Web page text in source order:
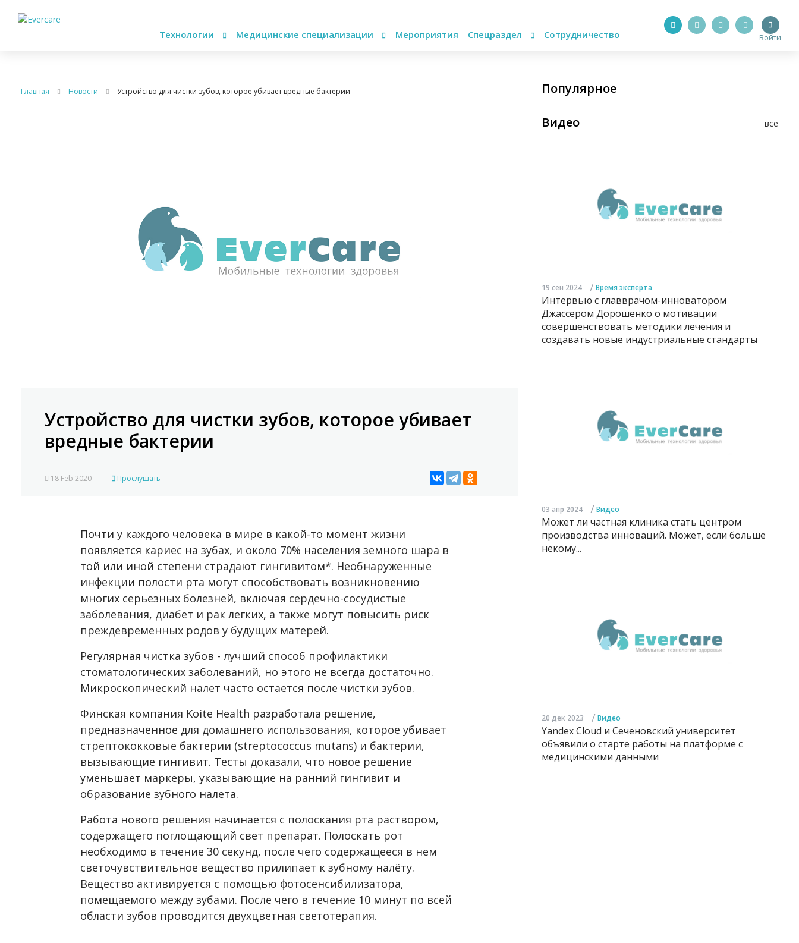
Технологии Медицинские специализации Мероприятия Спецраздел Сотрудничество Войти
Главная Новости Устройство для чистки зубов, которое убивает вредные бактерии
Устройство для чистки зубов, которое убивает
вредные бактерии
18 Feb 2020 Прослушать
Почти у каждого человека в мире в какой-то момент жизни
появляется кариес на зубах, и около 70% населения земного шара в
той или иной степени страдают гингивитом*. Необнаруженные
инфекции полости рта могут способствовать возникновению
многих серьезных болезней, включая сердечно-сосудистые
заболевания, диабет и рак легких, а также могут повысить риск
преждевременных родов у будущих матерей.
Регулярная чистка зубов - лучший способ профилактики
стоматологических заболеваний, но этого не всегда достаточно.
Микроскопический налет часто остается после чистки зубов.
Финская компания Koite Health разработала решение,
предназначенное для домашнего использования, которое убивает
стрептококковые бактерии (streptococcus mutans) и бактерии,
вызывающие гингивит. Тесты доказали, что новое решение
уменьшает маркеры, указывающие на ранний гингивит и
образование зубного налета.
Работа нового решения начинается с полоскания рта раствором,
содержащего поглощающий свет препарат. Полоскать рот
необходимо в течение 30 секунд, после чего содержащееся в нем
светочувствительное вещество прилипает к зубному налёту.
Вещество активируется с помощью фотосенсибилизатора,
помещаемого между зубами. После чего в течение 10 минут по всей
области зубов проводится двухцветная светотерапия.
Популярное
все
Видео
19 сен 2024 / Время эксперта
Интервью с главврачом-инноватором
Джассером Дорошенко о мотивации
совершенствовать методики лечения и
создавать новые индустриальные стандарты
03 апр 2024 / Видео
Может ли частная клиника стать центром
производства инноваций. Может, если больше
некому...
20 дек 2023 / Видео
Yandex Cloud и Сеченовский университет
объявили о старте работы на платформе с
медицинскими данными